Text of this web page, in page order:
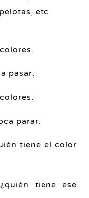
etc.
pasar.
parar.
tiene el color
tiene ese